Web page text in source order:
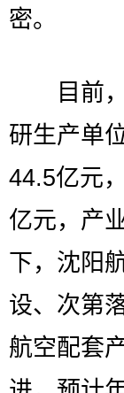
密。
目前，
研生产单
44.5亿元
亿元，产
下，沈阳
设、次第
航空配套